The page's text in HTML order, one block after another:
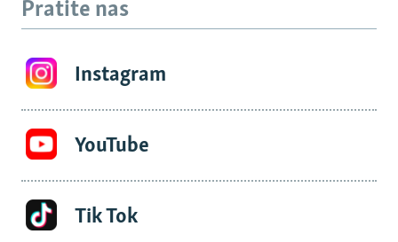
Pratite nas
Instagram
YouTube
Tik Tok